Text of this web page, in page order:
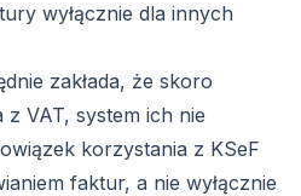
wyłącznie dla innych
zakłada, że skoro
VAT, system ich nie
korzystania z KSeF
faktur, a nie wyłącznie